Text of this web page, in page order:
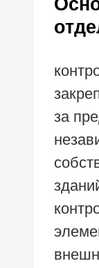
за